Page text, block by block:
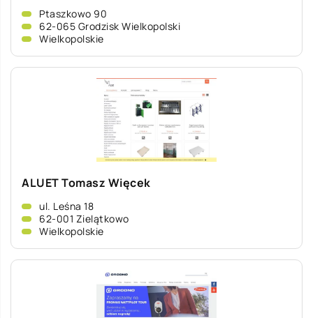
Ptaszkowo 90
62-065 Grodzisk Wielkopolski
Wielkopolskie
ALUET Tomasz Więcek
ul. Leśna 18
62-001 Zielątkowo
Wielkopolskie